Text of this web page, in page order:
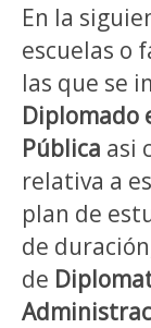
En la
escuelas o
las que se
Diplomado
Pública asi
relativa a
plan de
de
de